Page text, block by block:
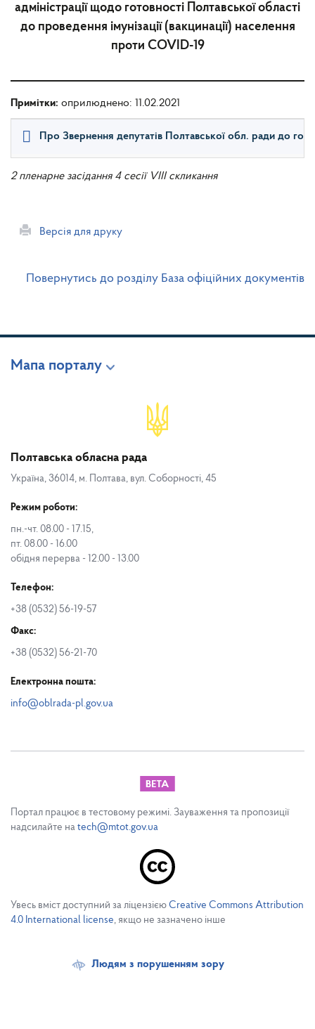
адміністрації щодо готовності Полтавської області
до проведення імунізації (вакцинації) населення
проти COVID-19
Примітки: оприлюднено: 11.02.2021
Про Звернення депутатів Полтавської обл. ради до
2 пленарне засідання 4 сесії VIII скликання
Версія для друку
Повернутись до розділу База офіційних документів
Мапа порталу
Полтавська обласна рада
Україна, 36014, м. Полтава, вул. Соборності, 45
Режим роботи:
пн.-чт. 08.00 - 17.15,
пт. 08.00 - 16.00
обідня перерва - 12.00 - 13.00
Телефон:
+38 (0532) 56-19-57
Факс:
+38 (0532) 56-21-70
Електронна пошта:
info@oblrada-pl.gov.ua
Портал працює в тестовому режимі. Зауваження та пропозиції
надсилайте на tech@mtot.gov.ua
Увесь вміст доступний за ліцензією Creative Commons Attribution
4.0 International license, якщо не зазначено інше
Людям з порушенням зору